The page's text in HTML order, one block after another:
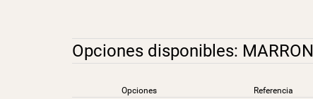
Opciones disponibles: MARRON
Opciones Referencia